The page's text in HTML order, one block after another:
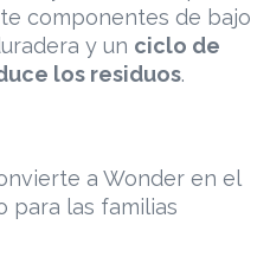
componentes de bajo
y un ciclo de
los residuos.
a Wonder en el
para las familias